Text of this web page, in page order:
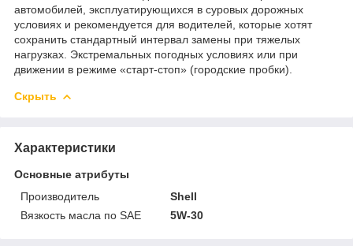
автомобилей, эксплуатирующихся в суровых дорожных
условиях и рекомендуется для водителей, которые хотят
сохранить стандартный интервал замены при тяжелых
нагрузках. Экстремальных погодных условиях или при
движении в режиме «старт-стоп» (городские пробки).
Скрыть
Характеристики
Основные атрибуты
Производитель
Shell
Вязкость масла по SAE
5W-30